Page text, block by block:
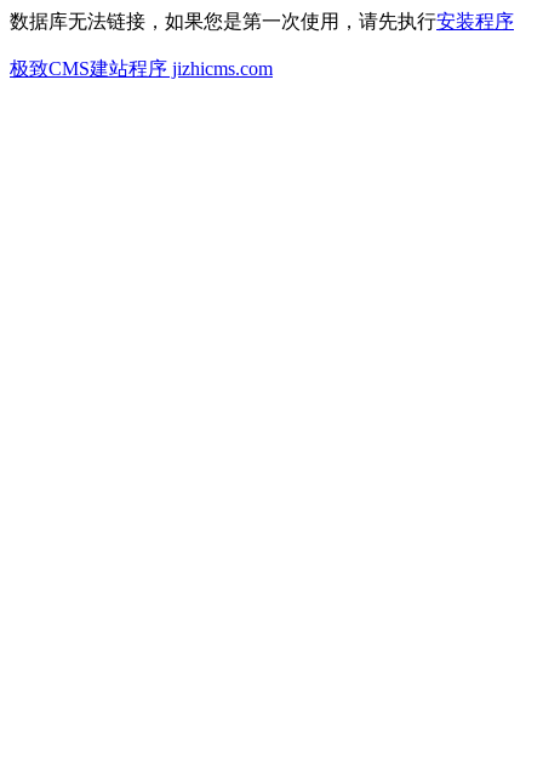
数据库无法链接，如果您是第一次使用，请先执行安装程序
极致CMS建站程序 jizhicms.com